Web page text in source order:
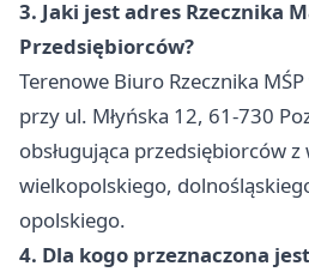
3. Jaki jest adres Rzecznika
Przedsiębiorców?
Terenowe Biuro Rzecznika
przy ul. Młyńska 12, 61-730
obsługująca przedsiębiorców
wielkopolskiego,
opolskiego.
4. Dla kogo przeznaczona